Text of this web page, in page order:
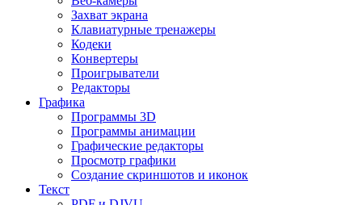
Захват экрана
Клавиатурные тренажеры
Кодеки
Конвертеры
Проигрыватели
Редакторы
Графика
Программы 3D
Программы анимации
Графические редакторы
Просмотр графики
Создание скриншотов и иконок
Текст